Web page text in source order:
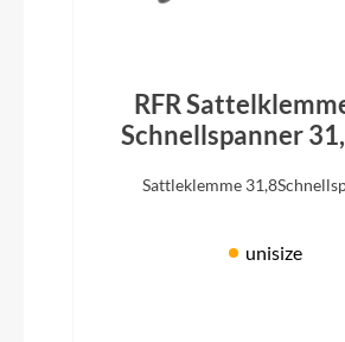
RFR
Schnellspanner
Sattleklemme
unisize